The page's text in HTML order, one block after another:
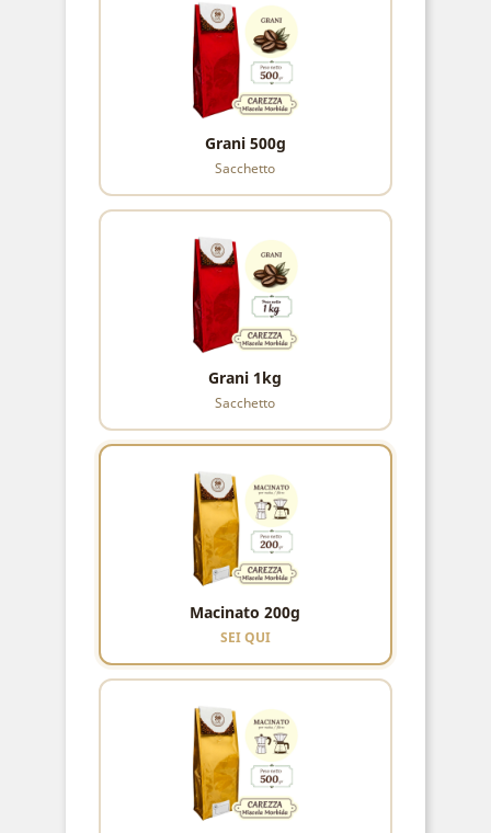
Grani 500g
Sacchetto
Grani 1kg
Sacchetto
Macinato 200g
SEI QUI